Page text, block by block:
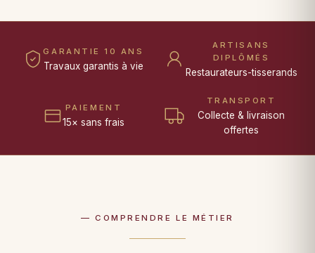
GARANTIE 10 ANS
Travaux garantis à vie
ARTISANS
DIPLÔMÉS
Restaurateurs-tisserands
PAIEMENT
15× sans frais
TRANSPORT
Collecte & livraison
offertes
— COMPRENDRE LE MÉTIER